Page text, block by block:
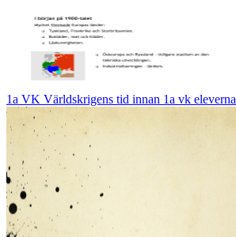
1a VK Världskrigens tid innan 1a vk eleverna